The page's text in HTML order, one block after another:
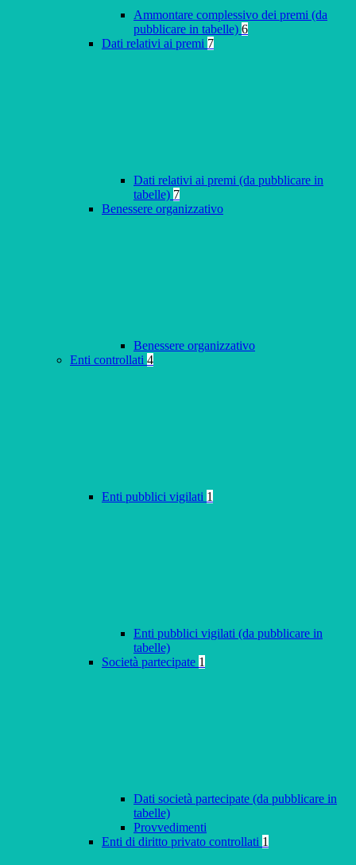
Ammontare complessivo dei premi (da
pubblicare in tabelle) 6
Dati relativi ai premi 7
Dati relativi ai premi (da pubblicare in
tabelle) 7
Benessere organizzativo
Benessere organizzativo
Enti controllati 4
Enti pubblici vigilati 1
Enti pubblici vigilati (da pubblicare in
tabelle)
Società partecipate 1
Dati società partecipate (da pubblicare in
tabelle)
Provvedimenti
Enti di diritto privato controllati 1